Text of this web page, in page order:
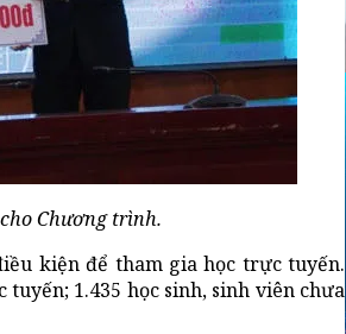
Chương trình.
kiện để tham gia học trực tuyến.
1.435 học sinh, sinh viên chưa